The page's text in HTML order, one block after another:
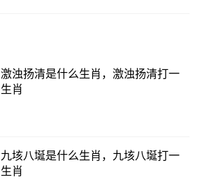
激浊扬清是什么生肖，激浊扬清打一
生肖
九垓八埏是什么生肖，九垓八埏打一
生肖